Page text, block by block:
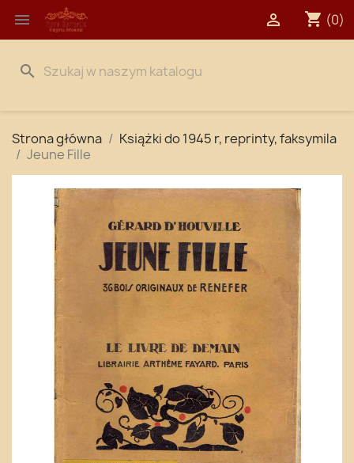
 shopping_cart (0)

search
Strona główna
Książki do 1945 r, reprinty, faksymila
Jeune Fille